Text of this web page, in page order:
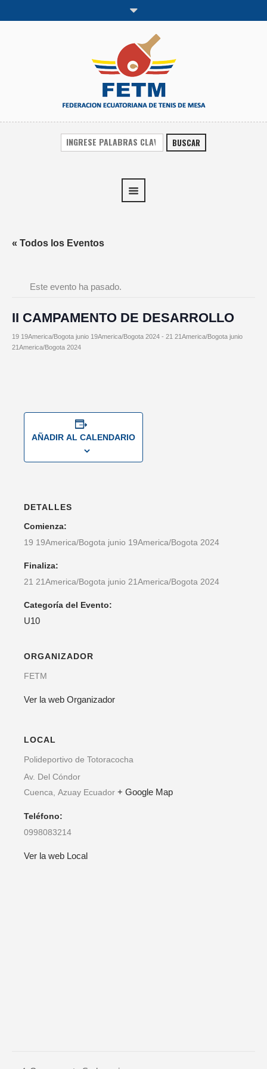
BUSCAR
« Todos los Eventos
Este evento ha pasado.
II CAMPAMENTO DE DESARROLLO
19 19America/Bogota junio 19America/Bogota 2024 - 21 21America/Bogota junio
21America/Bogota 2024
AÑADIR AL CALENDARIO
DETALLES
Comienza:
19 19America/Bogota junio 19America/Bogota 2024
Finaliza:
21 21America/Bogota junio 21America/Bogota 2024
Categoría del Evento:
U10
ORGANIZADOR
FETM
Ver la web Organizador
LOCAL
Polideportivo de Totoracocha
Av. Del Cóndor
Cuenca Azuay Ecuador + Google Map
Teléfono:
0998083214
Ver la web Local